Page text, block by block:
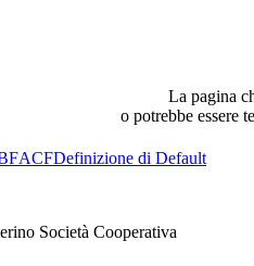
La pagina
o potrebbe essere
ACFDefinizione di Default
Società Cooperativa